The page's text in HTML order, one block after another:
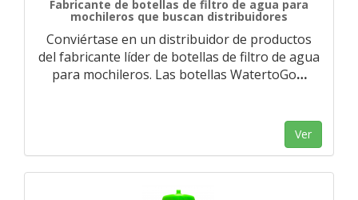
Fabricante de botellas de filtro de agua para
mochileros que buscan distribuidores
Conviértase en un distribuidor de productos
del fabricante líder de botellas de filtro de agua
para mochileros. Las botellas WatertoGo…
Ver